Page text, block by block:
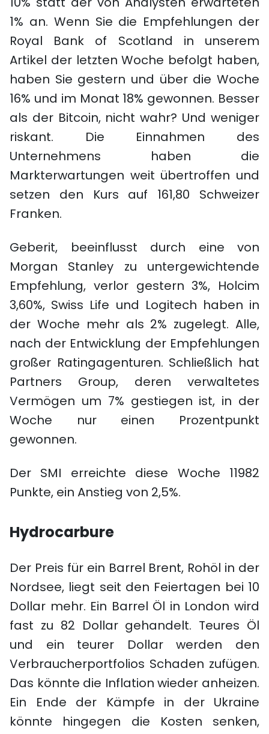
1% an. Wenn Sie die Empfehlungen der
Royal Bank of Scotland in unserem
Artikel der letzten Woche befolgt haben,
haben Sie gestern und über die Woche
16% und im Monat 18% gewonnen. Besser
als der Bitcoin, nicht wahr? Und weniger
riskant. Die Einnahmen des
Unternehmens haben die
Markterwartungen weit übertroffen und
setzen den Kurs auf 161,80 Schweizer
Franken.
Geberit, beeinflusst durch eine von
Morgan Stanley zu untergewichtende
Empfehlung, verlor gestern 3%, Holcim
3,60%, Swiss Life und Logitech haben in
der Woche mehr als 2% zugelegt. Alle,
nach der Entwicklung der Empfehlungen
großer Ratingagenturen. Schließlich hat
Partners Group, deren verwaltetes
Vermögen um 7% gestiegen ist, in der
Woche nur einen Prozentpunkt
gewonnen.
Der SMI erreichte diese Woche 11982
Punkte, ein Anstieg von 2,5%.
Hydrocarbure
Der Preis für ein Barrel Brent, Rohöl in der
Nordsee, liegt seit den Feiertagen bei 10
Dollar mehr. Ein Barrel Öl in London wird
fast zu 82 Dollar gehandelt. Teures Öl
und ein teurer Dollar werden den
Verbraucherportfolios Schaden zufügen.
Das könnte die Inflation wieder anheizen.
Ein Ende der Kämpfe in der Ukraine
könnte hingegen die Kosten senken,